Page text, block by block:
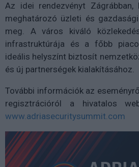
Az idei rendezvényt Zágrábban,
meghatározó üzleti és
meg. A város kiváló
infrastruktúrája és a főbb
ideális helyszínt biztosít
és új partnerségek kialakításához.
További információk az
regisztrációról a hivatalos
www.adriasecuritysummit.com